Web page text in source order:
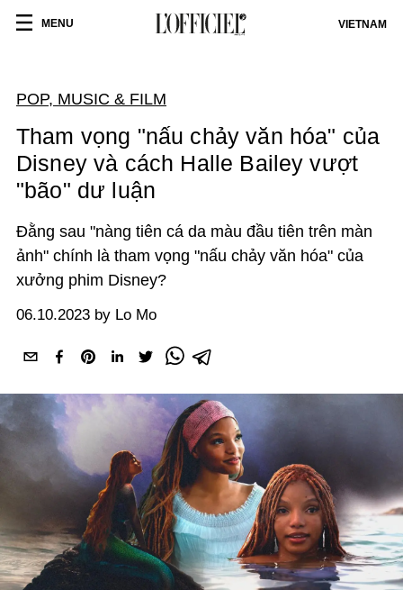
MENU VIETNAM
POP, MUSIC & FILM
Tham vọng "nấu chảy văn hóa" của
Disney và cách Halle Bailey vượt
"bão" dư luận
Đằng sau "nàng tiên cá da màu đầu tiên trên màn
ảnh" chính là tham vọng "nấu chảy văn hóa" của
xưởng phim Disney?
06.10.2023 by Lo Mo